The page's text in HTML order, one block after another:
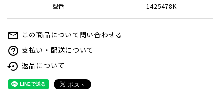
型番 1425478K
mail_outline この商品について問い合わせる
help_outline 支払い・配送について
settings_backup_restore 返品について